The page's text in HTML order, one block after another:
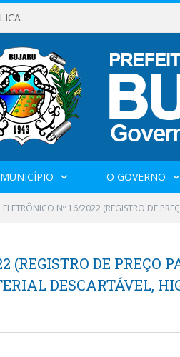
O GOVERNO
ELETRÔNICO Nº 16/2022 (REGISTRO DE
(REGISTRO DE PREÇO
DESCARTÁVEL,